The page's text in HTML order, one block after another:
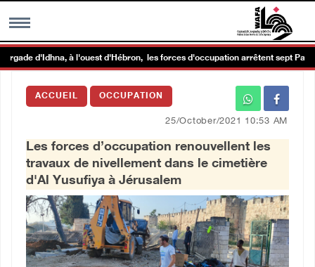
MENU
Galerie d’images
Centre palestinien
العربية
d'Idhna, à l'ouest d'Hébron, les forces d'occupation arrêtent sept
ACCUEIL OCCUPATION
25/October/2021 10:53 AM
Les forces d’occupation renouvellent les
travaux de nivellement dans le cimetière
d'Al Yusufiya à Jérusalem